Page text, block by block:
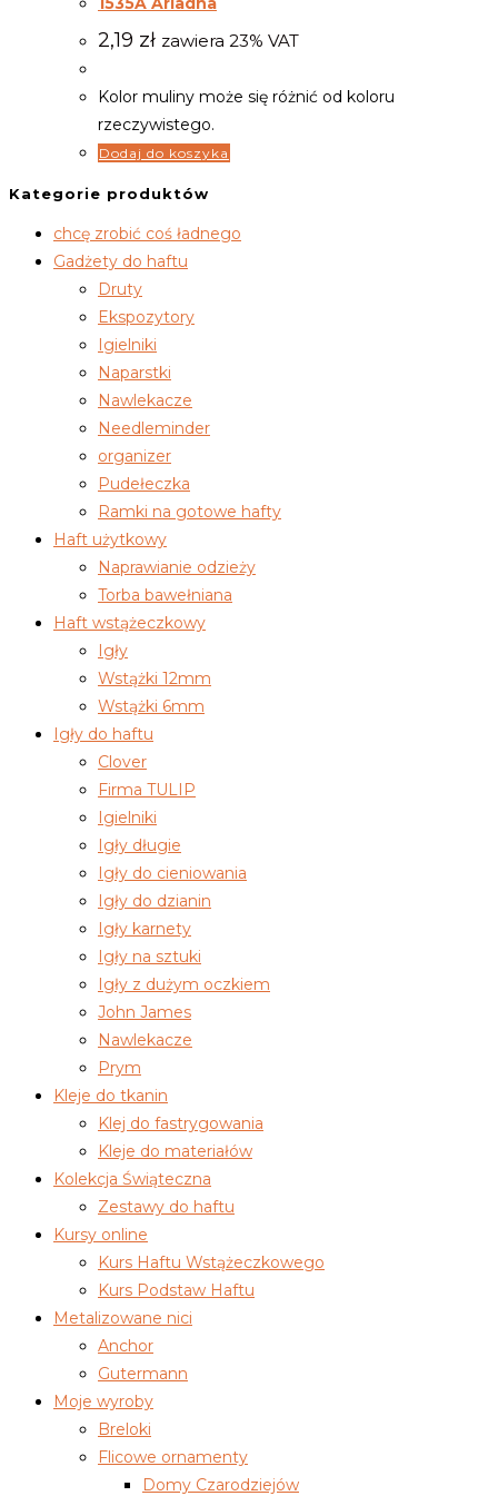
2,19 zł zawiera 23% VAT
Kolor muliny może się różnić od koloru
rzeczywistego.
Dodaj do koszyka
Kategorie produktów
chcę zrobić coś ładnego
Gadżety do haftu
Druty
Ekspozytory
Igielniki
Naparstki
Nawlekacze
Needleminder
organizer
Pudełeczka
Ramki na gotowe hafty
Haft użytkowy
Naprawianie odzieży
Torba bawełniana
Haft wstążeczkowy
Igły
Wstążki 12mm
Wstążki 6mm
Igły do haftu
Clover
Firma TULIP
Igielniki
Igły długie
Igły do cieniowania
Igły do dzianin
Igły karnety
Igły na sztuki
Igły z dużym oczkiem
John James
Nawlekacze
Prym
Kleje do tkanin
Klej do fastrygowania
Kleje do materiałów
Kolekcja Świąteczna
Zestawy do haftu
Kursy online
Kurs Haftu Wstążeczkowego
Kurs Podstaw Haftu
Metalizowane nici
Anchor
Gutermann
Moje wyroby
Breloki
Flicowe ornamenty
Domy Czarodziejów